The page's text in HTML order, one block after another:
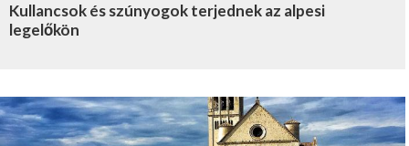
Kullancsok és szúnyogok terjednek az alpesi
legelőkön